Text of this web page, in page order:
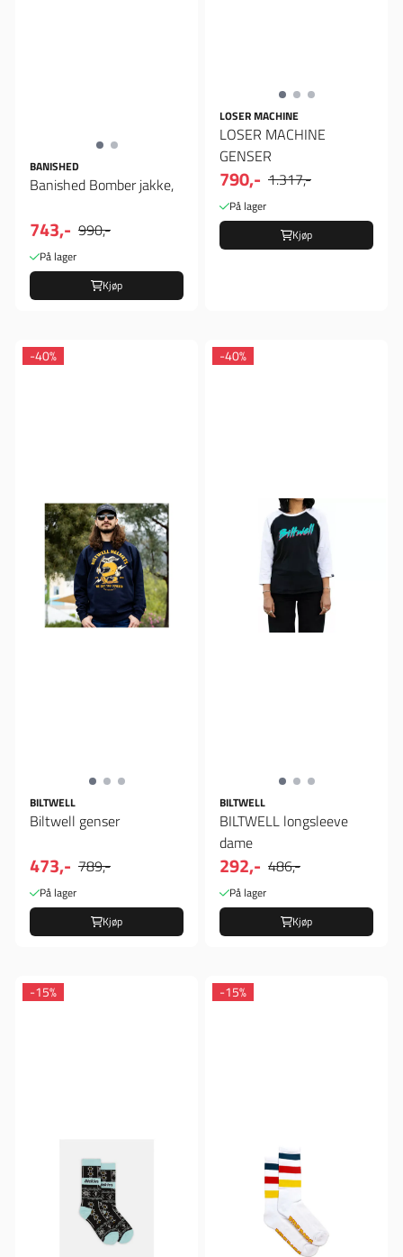
BANISHED
Banished Bomber jakke,
743,- 990,-
På lager
Kjøp
LOSER MACHINE
LOSER MACHINE
GENSER
790,- 1.317,-
På lager
Kjøp
-40%
BILTWELL
Biltwell genser
473,- 789,-
På lager
Kjøp
-40%
BILTWELL
BILTWELL longsleeve
dame
292,- 486,-
På lager
Kjøp
-15% -15%